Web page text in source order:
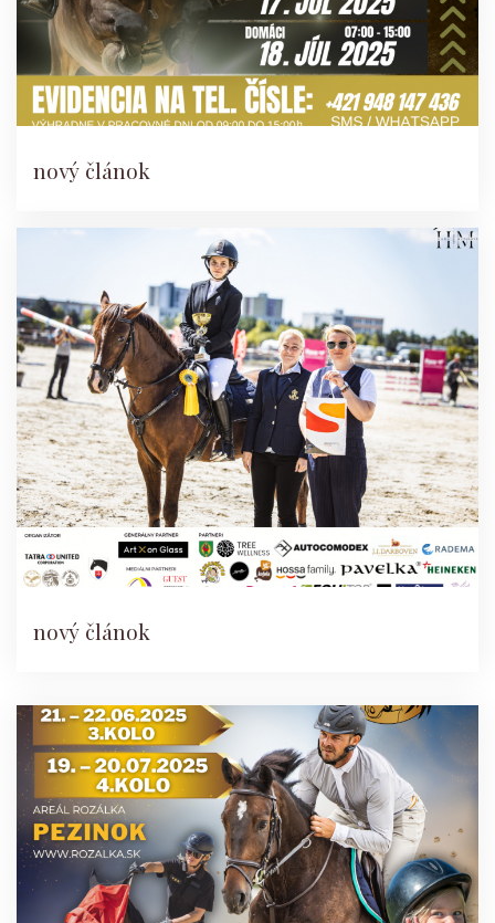
nový článok
nový článok